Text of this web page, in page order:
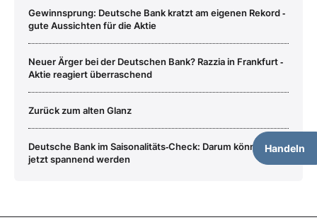
Handeln
Gewinnsprung: Deutsche Bank kratzt am eigenen Rekord ‑
gute Aussichten für die Aktie
Neuer Ärger bei der Deutschen Bank? Razzia in Frankfurt ‑
Aktie reagiert überraschend
Zurück zum alten Glanz
Deutsche Bank im Saisonalitäts‑Check: Darum könnte es
jetzt spannend werden